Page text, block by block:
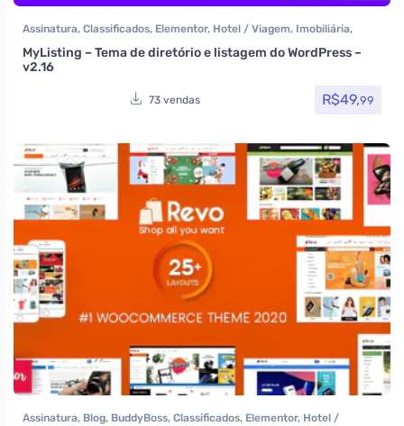
Assinatura, Classificados, Elementor, Hotel / Viagem, Imobiliária,
Listagens e diretórios
Multiuso, Reservas e Aluguel
Themeforest
Todos os itens, Venda de carros, Woocommerce
MyListing – Tema de diretório e listagem do WordPress –
v2.16
73 vendas R$49,99
Assinatura, Blog, BuddyBoss, Classificados, Elementor, Hotel /